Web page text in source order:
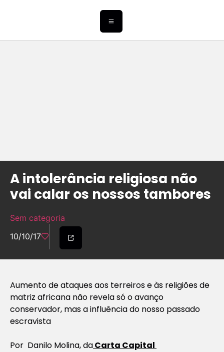
A intolerância religiosa não
vai calar os nossos tambores
Sem categoria
10/10/17
Aumento de ataques aos terreiros e às religiões de
matriz africana não revela só o avanço
conservador, mas a influência do nosso passado
escravista
Por Danilo Molina, daCarta Capital